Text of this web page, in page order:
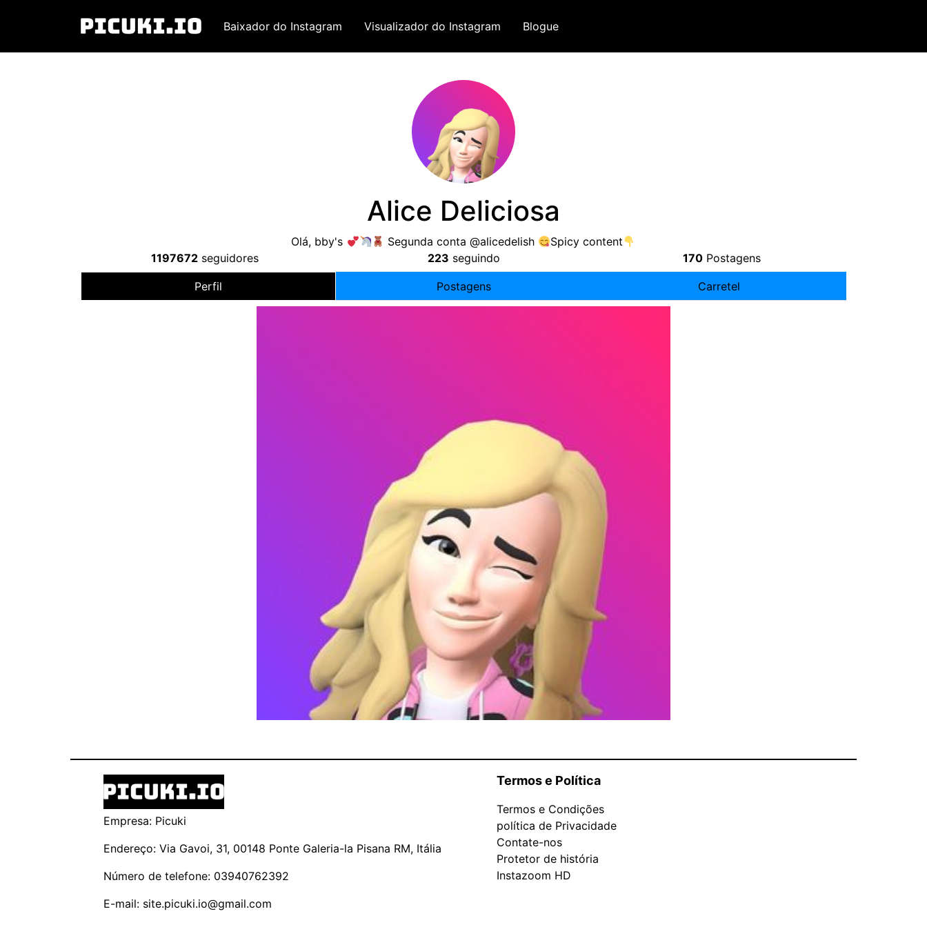
Baixador do Instagram Visualizador do Instagram Blogue
Alice Deliciosa
Olá, bby's Segunda conta @alicedelish
Sрiсу соntеnt
1197672 seguidores 223 seguindo 170 Postagens
Perfil Postagens Carretel
Empresa: Picuki
Endereço: Via Gavoi, 31, 00148 Ponte Galeria-la Pisana RM, Itália
Número de telefone: 03940762392
E-mail: site.picuki.io@gmail.com
Termos e Política
Termos e Condições
política de Privacidade
Contate-nos
Protetor de história
Instazoom HD